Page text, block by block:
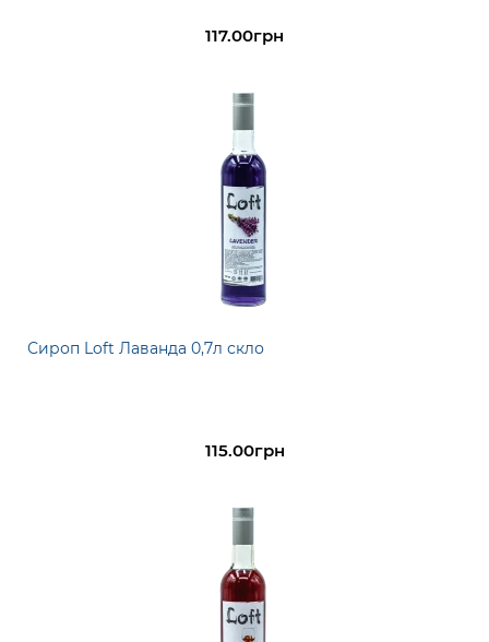
117.00грн
Сироп Loft Лаванда 0,7л скло
115.00грн